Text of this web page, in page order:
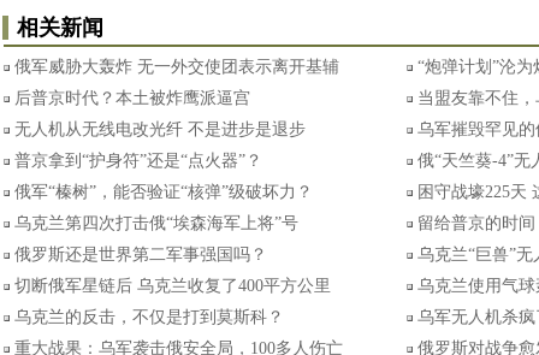
相关新闻
俄军威胁大轰炸 无一外交使团表示离开基辅
“炮弹计划”沦
后普京时代？本土被炸鹰派逼宫
当盟友靠不住
无人机从无线电改光纤 不是进步是退步
乌军摧毁罕见的
普京拿到“护身符”还是“点火器”？
俄“天竺葵-4”
俄军“榛树”，能否验证“核弹”级破坏力？
困守战壕225天
乌克兰第四次打击俄“埃森海军上将”号
留给普京的时
俄罗斯还是世界第二军事强国吗？
乌克兰“巨兽”
切断俄军星链后 乌克兰收复了400平方公里
乌克兰使用气
乌克兰的反击，不仅是打到莫斯科？
乌军无人机杀
重大战果：乌军袭击俄安全局，100多人伤亡
俄罗斯对战争